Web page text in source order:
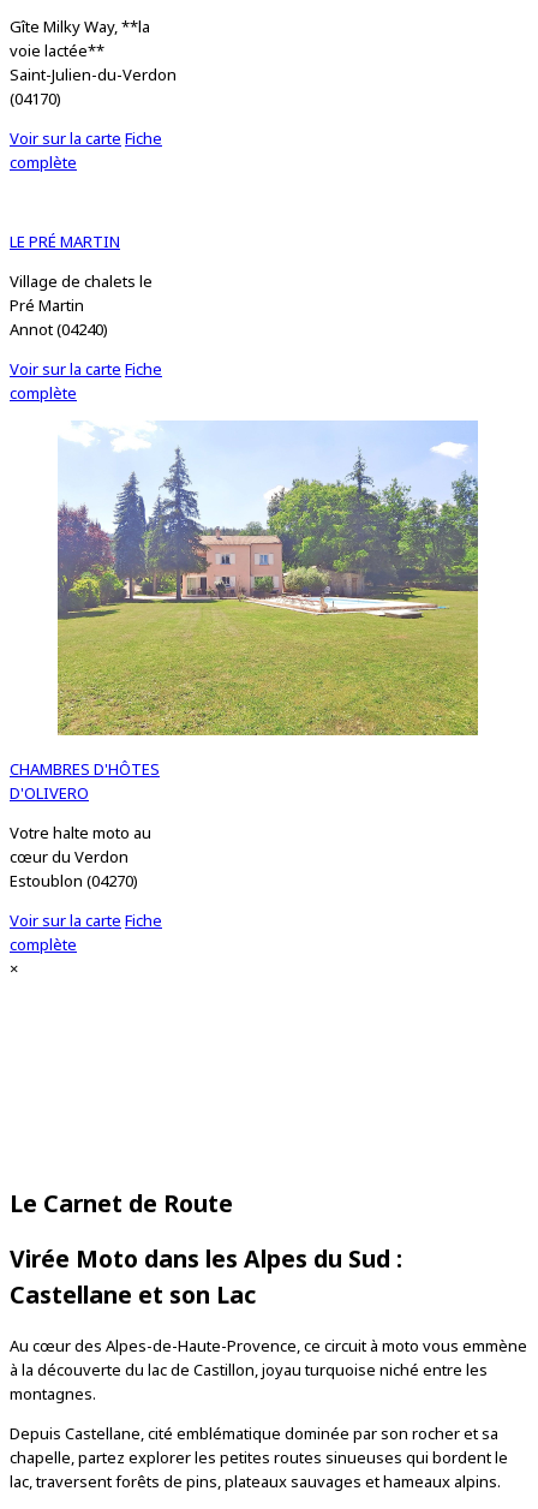
Gîte Milky Way, **la
voie lactée**
Saint-Julien-du-Verdon
(04170)
Voir sur la carte Fiche
complète
LE PRÉ MARTIN
Village de chalets le
Pré Martin
Annot (04240)
Voir sur la carte Fiche
complète
CHAMBRES D'HÔTES
D'OLIVERO
Votre halte moto au
cœur du Verdon
Estoublon (04270)
Voir sur la carte Fiche
complète
×
Le Carnet de Route
Virée Moto dans les Alpes du Sud :
Castellane et son Lac
Au cœur des Alpes-de-Haute-Provence, ce circuit à moto vous emmène
à la découverte du lac de Castillon, joyau turquoise niché entre les
montagnes.
Depuis Castellane, cité emblématique dominée par son rocher et sa
chapelle, partez explorer les petites routes sinueuses qui bordent le
lac, traversent forêts de pins, plateaux sauvages et hameaux alpins.